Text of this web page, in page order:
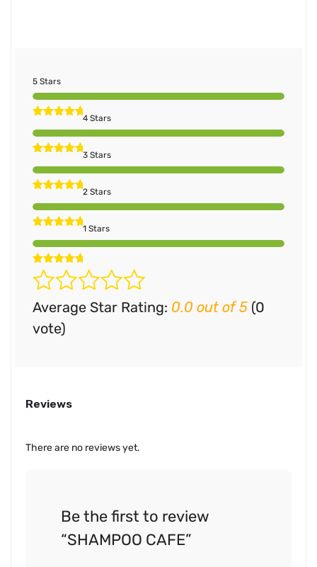
5 Stars
4 Stars
3 Stars
2 Stars
1 Stars
Average Star Rating: 0.0 out of 5 (0
vote)
Reviews
There are no reviews yet.
Be the first to review
“SHAMPOO CAFE”